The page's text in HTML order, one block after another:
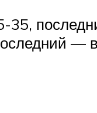
35,
—